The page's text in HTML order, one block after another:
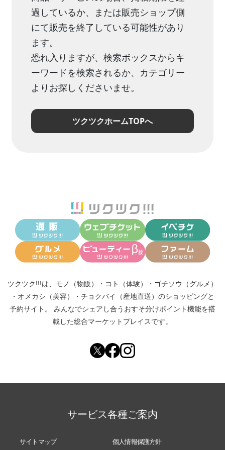
過しているか、または販売ショップ側
にて販売を終了している可能性があり
ます。
恐れ入りますが、検索ボックスからキ
ーワードを検索されるか、カテゴリー
よりお探しくださいませ。
ツクツクホームTOPへ
ツクツク!!!は、 モノ（物販） ・ コト（体験） ・ ゴチソウ（グルメ）
・ オメカシ（美容） ・ チョクバイ（産地直送） のショッピングと
予約サイト。
みんなでシェアし合う おすそ分けポイント機能を搭
載した総合マーケットプレイスです。
サービス各種ご案内
サイトマップ 個人情報保護方針